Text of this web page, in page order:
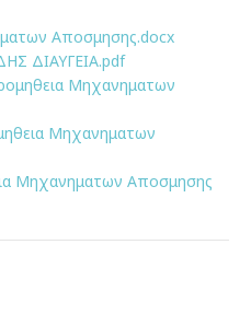
Αποσμησης.docx
ΔΙΑΥΓΕΙΑ.pdf
Μηχανηματων
Μηχανηματων
Μηχανηματων Αποσμησης